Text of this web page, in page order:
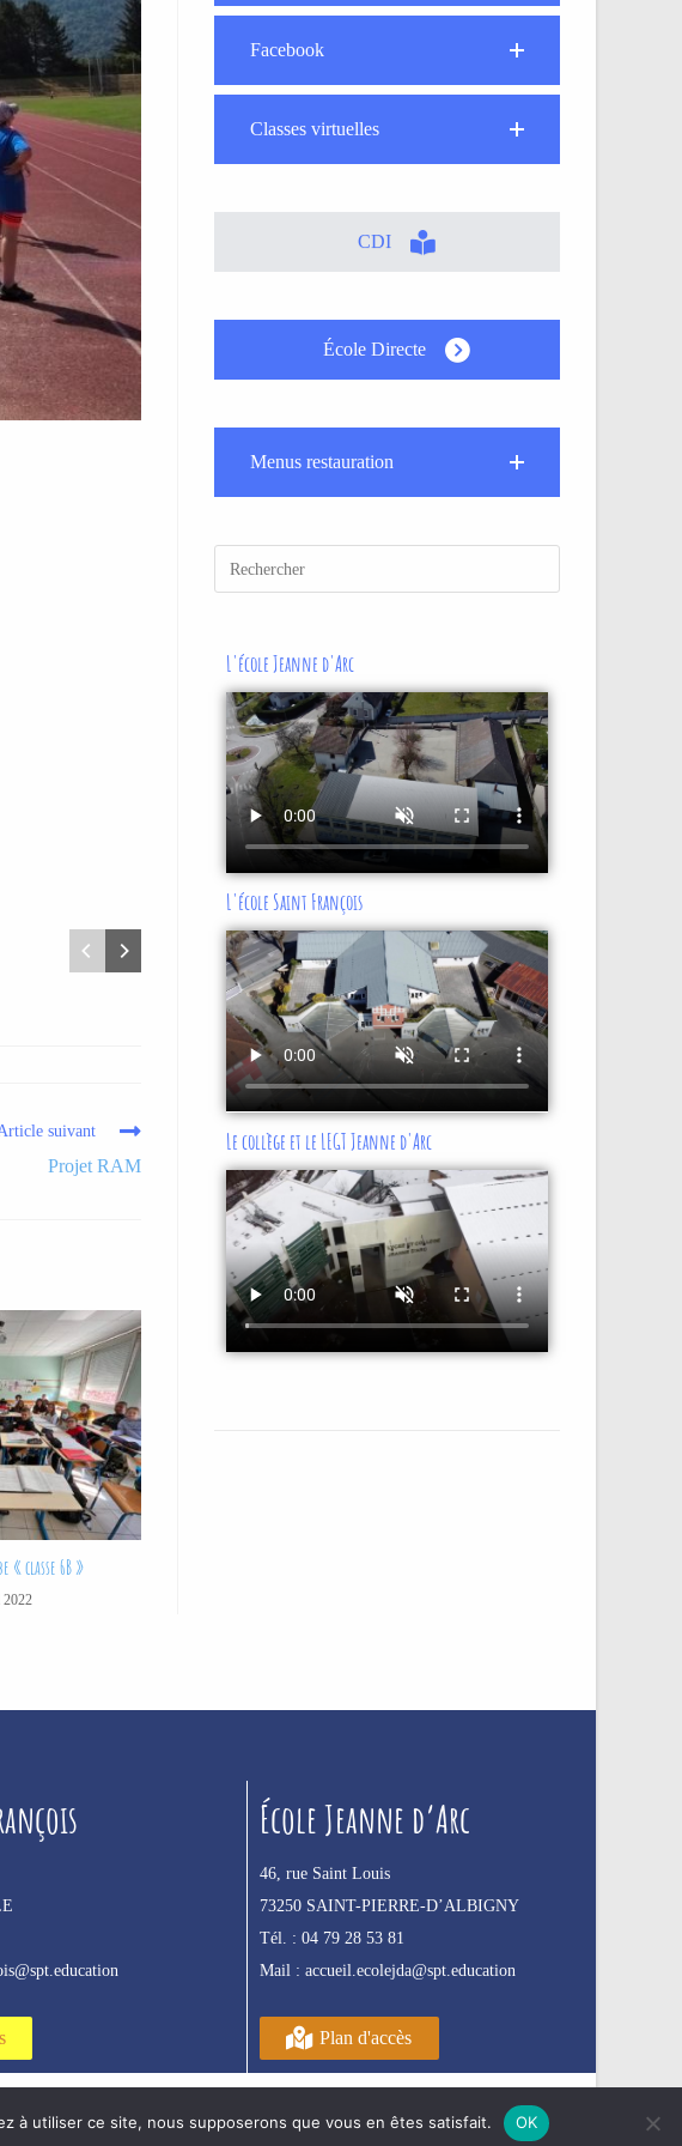
suivant
Projet RAM
« classe 6B »
2022
Facebook
Classes virtuelles
CDI
École Directe
Menus restauration
L'école Jeanne d'Arc
L'école Saint François
Le collège et le LEGT Jeanne d'Arc
École Jeanne d’Arc
46, rue Saint Louis
73250 SAINT-PIERRE-D’ALBIGNY
Tél. : 04 79 28 53 81
Mail : accueil.ecolejda@spt.education
Plan d'accès
à utiliser ce site, nous supposerons que vous en êtes satisfait. OK